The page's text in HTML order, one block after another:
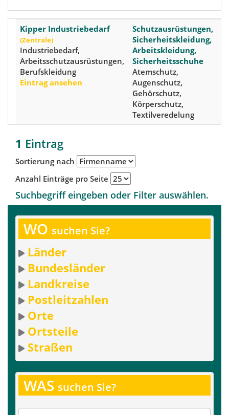
Kipper Industriebedarf
(Zentrale)
Industriebedarf,
Arbeitsschutzausrüstungen,
Berufskleidung
Eintrag ansehen
Schutzausrüstungen,
Sicherheitskleidung,
Arbeitskleidung,
Sicherheitsschuhe
Atemschutz,
Augenschutz,
Gehörschutz,
Körperschutz,
Textilveredelung
1 Eintrag
Sortierung nach
Anzahl Einträge pro Seite
Suchbegriff eingeben oder Filter auswählen.
WO suchen Sie?
Länder
Bundesländer
Landkreise
Postleitzahlen
Orte
Ortsteile
Straßen
WAS suchen Sie?